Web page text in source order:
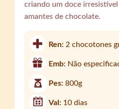
criando um doce
amantes de chocolate.
Ren: 2 chocotones
Emb: Não
Pes:800g
Val: 10 dias